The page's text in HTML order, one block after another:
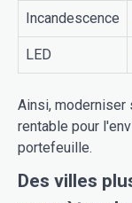
Incandescence
LED
Ainsi,
rentable pour
portefeuille.
Des villes